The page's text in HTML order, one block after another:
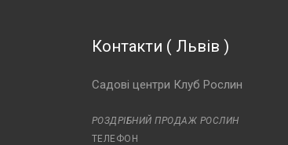
Контакти ( Львів )
Садові центри Клуб Рослин
РОЗДРІБНИЙ ПРОДАЖ РОСЛИН
ТЕЛЕФОН